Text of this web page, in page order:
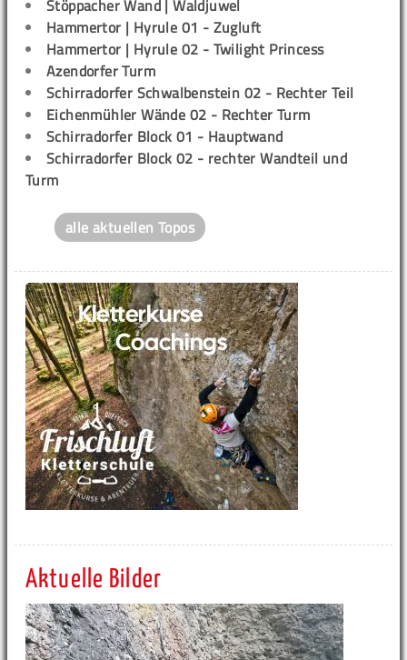
Stöppacher Wand | Waldjuwel
Hammertor | Hyrule 01 - Zugluft
Hammertor | Hyrule 02 - Twilight Princess
Azendorfer Turm
Schirradorfer Schwalbenstein 02 - Rechter Teil
Eichenmühler Wände 02 - Rechter Turm
Schirradorfer Block 01 - Hauptwand
Schirradorfer Block 02 - rechter Wandteil und
Turm
alle aktuellen Topos
Aktuelle Bilder